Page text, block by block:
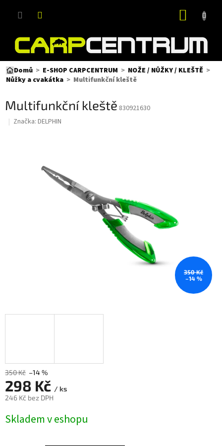
Domů E-SHOP CARPCENTRUM
NOŽE / NŮŽKY / KLEŠTĚ
Nůžky a cvakátka
Multifunkční kleště
Multifunkční kleště 830921630
Značka: DELPHIN
350 Kč
–14 %
350 Kč –14 %
298 Kč / ks
246 Kč bez DPH
cena:
Skladem v eshopu